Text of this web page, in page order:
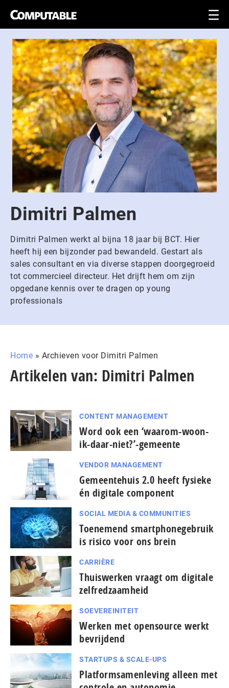
Dimitri Palmen
Dimitri Palmen werkt al bijna 18 jaar bij BCT. Hier
heeft hij een bijzonder pad bewandeld. Gestart als
sales consultant en via diverse stappen doorgegroeid
tot commercieel directeur. Het drijft hem om zijn
opgedane kennis over te dragen op young
professionals
Home » Archieven voor Dimitri Palmen
Artikelen van: Dimitri Palmen
CONTENT MANAGEMENT
Word ook een ‘waarom-woon-
ik-daar-niet?’-gemeente
VENDOR MANAGEMENT
Gemeentehuis 2.0 heeft fysieke
én digitale component
SOCIAL MEDIA & COMMUNITIES
Toenemend smartphonegebruik
is risico voor ons brein
CARRIÈRE
Thuiswerken vraagt om digitale
zelfredzaamheid
SOEVEREINITEIT
Werken met opensource werkt
bevrijdend
STARTUPS & SCALE-UPS
Platformsamenleving alleen met